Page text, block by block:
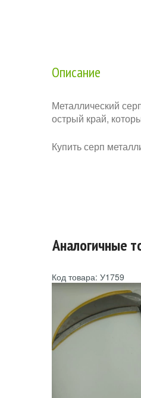
Описание
Металлический
острый край,
Купить серп
Аналогичные
Код товара: У1759